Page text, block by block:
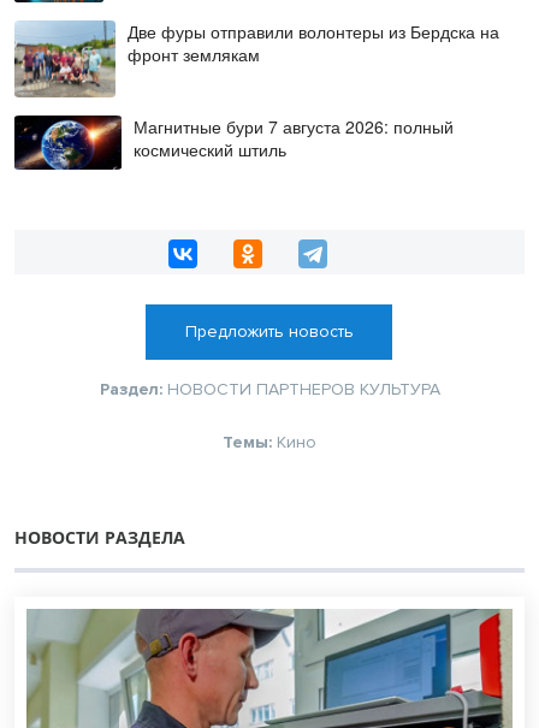
Две фуры отправили волонтеры из Бердска на
фронт землякам
Магнитные бури 7 августа 2026: полный
космический штиль
Предложить новость
Раздел: НОВОСТИ ПАРТНЕРОВ КУЛЬТУРА
Темы: Кино
НОВОСТИ РАЗДЕЛА